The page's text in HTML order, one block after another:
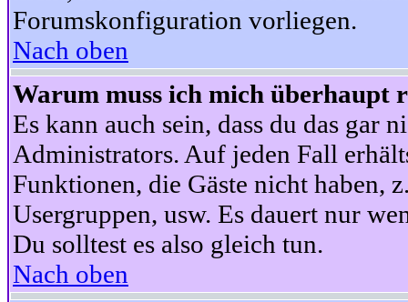
Forumskonfiguration vorliegen.
Nach oben
Warum muss ich mich überhaupt
Es kann auch sein, dass du das gar
Administrators. Auf jeden Fall
Funktionen, die Gäste nicht haben,
Usergruppen, usw. Es dauert nur
Du solltest es also gleich tun.
Nach oben